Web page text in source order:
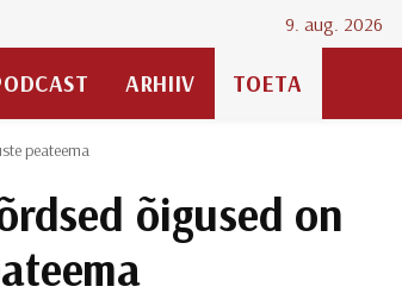
9. aug. 2026
ARHIIV TOETA
peateema
õigused on